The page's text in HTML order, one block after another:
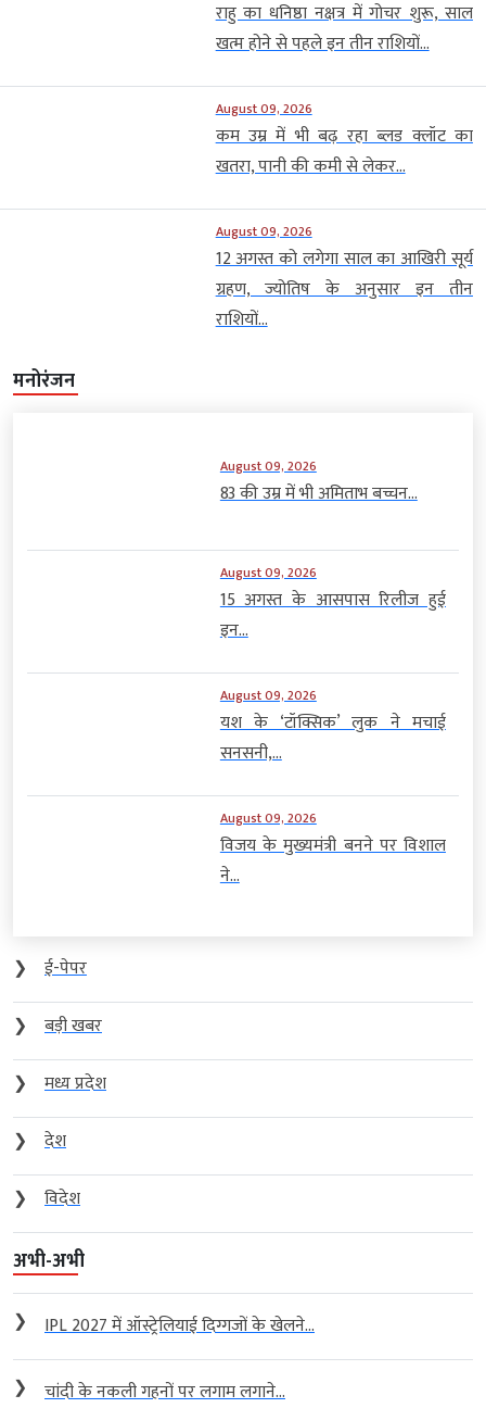
राहु का धनिष्ठा नक्षत्र में गोचर शुरू, साल
खत्म होने से पहले इन तीन राशियों...
August 09, 2026
कम उम्र में भी बढ़ रहा ब्लड क्लॉट का
खतरा, पानी की कमी से लेकर...
August 09, 2026
12 अगस्त को लगेगा साल का आखिरी सूर्य
ग्रहण, ज्योतिष के अनुसार इन तीन
राशियों...
मनोरंजन
August 09, 2026
83 की उम्र में भी अमिताभ बच्चन...
August 09, 2026
15 अगस्त के आसपास रिलीज हुई
इन...
August 09, 2026
यश के ‘टॉक्सिक’ लुक ने मचाई
सनसनी,...
August 09, 2026
विजय के मुख्यमंत्री बनने पर विशाल
ने...
❯
ई-पेपर
❯
बड़ी खबर
❯
मध्य प्रदेश
❯
देश
❯
विदेश
अभी-अभी
❯ IPL 2027 में ऑस्ट्रेलियाई दिग्गजों के खेलने...
❯ चांदी के नकली गहनों पर लगाम लगाने...